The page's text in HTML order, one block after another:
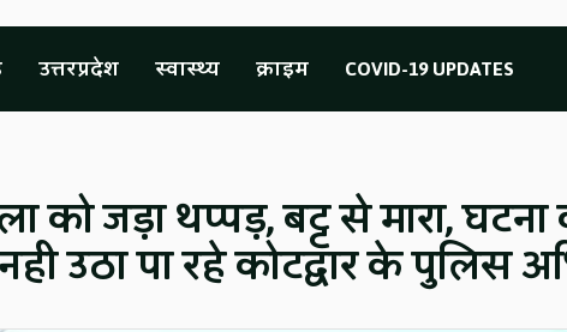
उत्तरप्रदेश स्वास्थ्य क्राइम COVID-19 UPDATES
को जड़ा थप्पड़, बट्ट से मारा, घटना
उठा पा रहे कोटद्वार के पुलिस